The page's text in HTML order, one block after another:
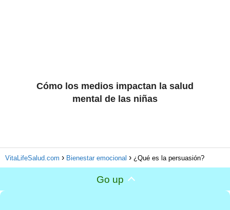
Cómo los medios impactan la salud
mental de las niñas
VitaLifeSalud.com Bienestar emocional ¿Qué es la persuasión?
Go up